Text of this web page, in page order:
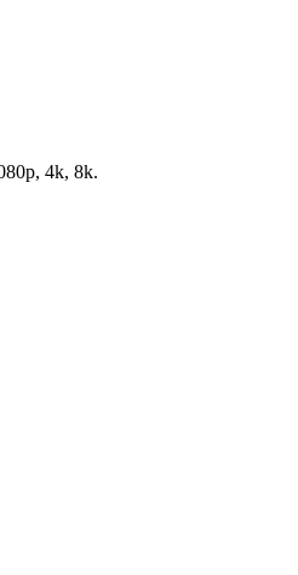
4k, 8k.